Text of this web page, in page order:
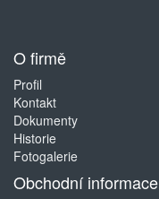
O firmě
Profil
Kontakt
Dokumenty
Historie
Fotogalerie
Obchodní informace